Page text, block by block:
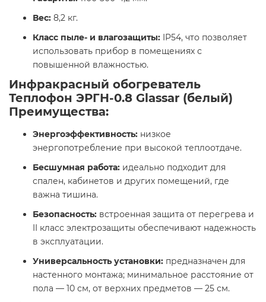
Вес: 8,2 кг.​
Класс пыле- и влагозащиты: IP54, что позволяет
использовать прибор в помещениях с
повышенной влажностью.​
Инфракрасный обогреватель
Теплофон ЭРГН-0.8 Glassar (белый)
Преимущества:
Энергоэффективность: низкое
энергопотребление при высокой теплоотдаче.​
Бесшумная работа: идеально подходит для
спален, кабинетов и других помещений, где
важна тишина.​
Безопасность: встроенная защита от перегрева и
II класс электрозащиты обеспечивают надежность
в эксплуатации.​
Универсальность установки: предназначен для
настенного монтажа; минимальное расстояние от
пола — 10 см, от верхних предметов — 25 см.​